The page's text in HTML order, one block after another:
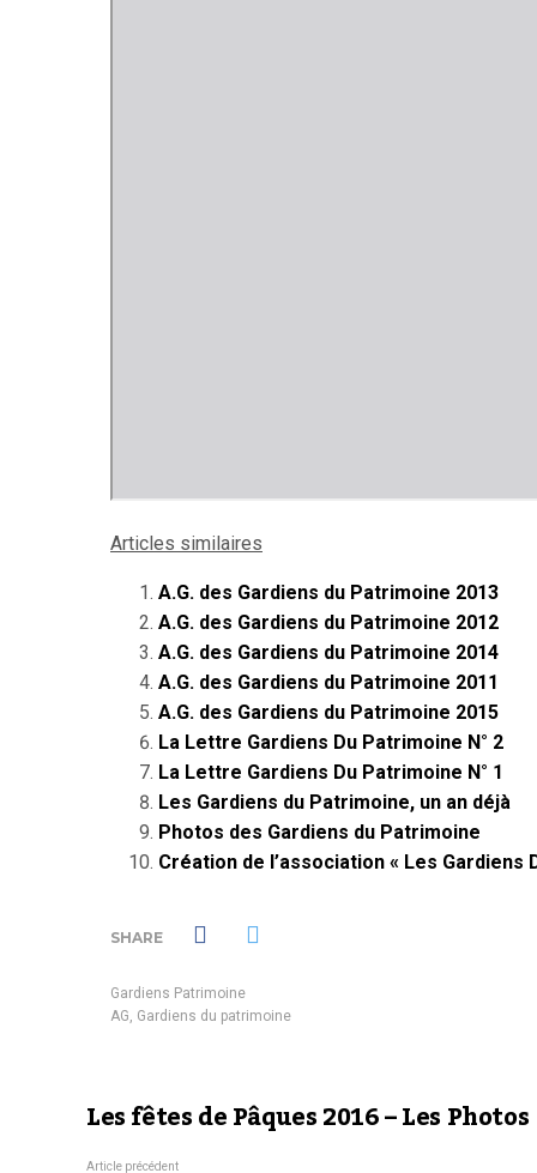
Articles similaires
A.G. des Gardiens du Patrimoine 2013
A.G. des Gardiens du Patrimoine 2012
A.G. des Gardiens du Patrimoine 2014
A.G. des Gardiens du Patrimoine 2011
A.G. des Gardiens du Patrimoine 2015
La Lettre Gardiens Du Patrimoine N° 2
La Lettre Gardiens Du Patrimoine N° 1
Les Gardiens du Patrimoine, un an déjà
Photos des Gardiens du Patrimoine
Création de l’association « Les Gardiens
SHARE
Gardiens Patrimoine
AG, Gardiens du patrimoine
Les fêtes de Pâques 2016 – Les Photos
Article précédent